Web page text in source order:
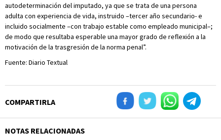
autodeterminación del imputado, ya que se trata de una persona
adulta con experiencia de vida, instruido –tercer año secundario- e
incluido socialmente –con trabajo estable como empleado municipal–;
de modo que resultaba esperable una mayor grado de reflexión a la
motivación de la trasgresión de la norma penal”.
Fuente: Diario Textual
COMPARTIRLA
NOTAS RELACIONADAS